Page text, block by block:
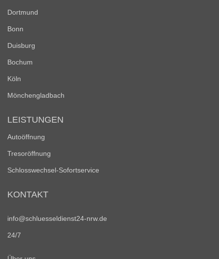
Dortmund
Bonn
Duisburg
Bochum
Köln
Mönchengladbach
LEISTUNGEN
Autoöffnung
Tresoröffnung
Schlosswechsel-Sofortservice
KONTAKT
info@schluesseldienst24-nrw.de
24/7